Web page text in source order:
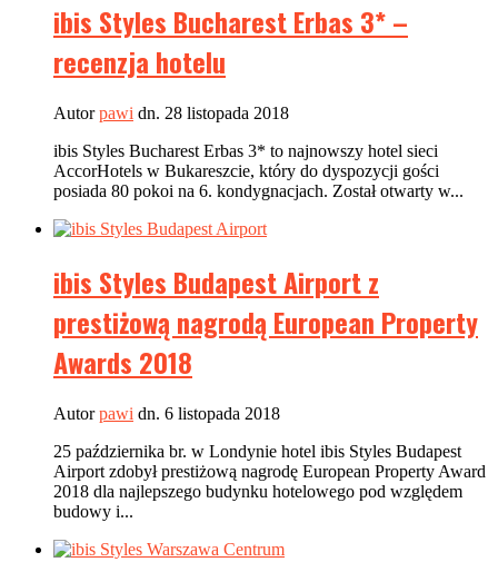
ibis Styles Bucharest Erbas 3* –
recenzja hotelu
Autorpawi dn. 28 listopada 2018
ibis Styles Bucharest Erbas 3* to najnowszy hotel sieci
AccorHotels w Bukareszcie, który do dyspozycji gości
posiada 80 pokoi na 6. kondygnacjach. Został otwarty w...
ibis Styles Budapest Airport z
prestiżową nagrodą European Property
Awards 2018
Autorpawi dn. 6 listopada 2018
25 października br. w Londynie hotel ibis Styles Budapest
Airport zdobył prestiżową nagrodę European Property Award
2018 dla najlepszego budynku hotelowego pod względem
budowy i...